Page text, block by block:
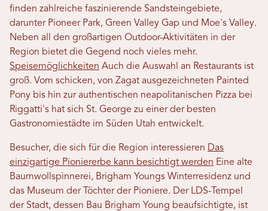
finden zahlreiche faszinierende Sandsteingebiete,
darunter Pioneer Park, Green Valley Gap und Moe's Valley.
Neben all den großartigen Outdoor-Aktivitäten in der
Region bietet die Gegend noch vieles mehr.
Speisemöglichkeiten Auch die Auswahl an Restaurants ist
groß. Vom schicken, von Zagat ausgezeichneten Painted
Pony bis hin zur authentischen neapolitanischen Pizza bei
Riggatti's hat sich St. George zu einer der besten
Gastronomiestädte im Süden Utah entwickelt.
Besucher, die sich für die Region interessieren Das
einzigartige Pioniererbe kann besichtigt werden Eine alte
Baumwollspinnerei, Brigham Youngs Winterresidenz und
das Museum der Töchter der Pioniere. Der LDS-Tempel
der Stadt, dessen Bau Brigham Young beaufsichtigte, ist